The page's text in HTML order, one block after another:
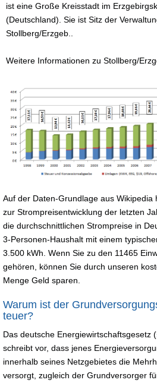
ist eine Große Kreisstadt im
(Deutschland). Sie ist Sitz der
Stollberg/Erzgeb..
Weitere Informationen zu Stollberg/
Auf der Daten-Grundlage aus Wikipedia
zur Strompreisentwicklung der letzten
die durchschnittlichen Strompreise in
3-Personen-Haushalt mit einem
3.500 kWh. Wenn Sie zu den 11465
gehören, können Sie durch unseren
Menge Geld sparen.
Warum ist der
teuer?
Das deutsche Energiewirtschaftsgesetz
schreibt vor, dass jenes
innerhalb seines Netzgebietes die
versorgt, zugleich der Grundversorger